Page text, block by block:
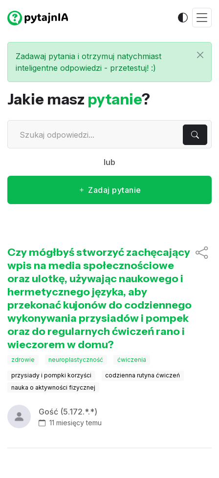
Zadawaj pytania i otrzymuj natychmiast
inteligentne odpowiedzi - przetestuj! :)
Jakie masz pytanie?
lub
Zadaj pytanie
Czy mógłbyś stworzyć zachęcający
wpis na media społecznościowe
oraz ulotkę, używając naukowego i
hermetycznego języka, aby
przekonać kujonów do codziennego
wykonywania przysiadów i pompek
oraz do regularnych ćwiczeń rano i
wieczorem w domu?
zdrowie neuroplastyczność ćwiczenia
przysiady i pompki korzyści
codzienna rutyna ćwiczeń
nauka o aktywności fizycznej
Gość (5.172.*.*)
11 miesięcy temu